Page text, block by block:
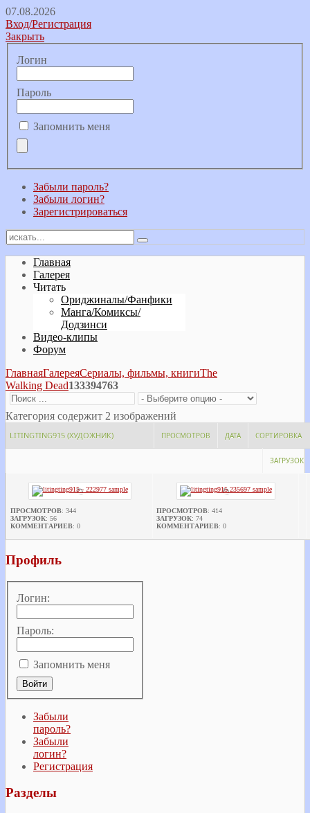
07.08.2026
Вход/Регистрация
Закрыть
Логин
Пароль
Запомнить меня
Забыли пароль?
Забыли логин?
Зарегистрироваться
Главная
Галерея
Читать
Ориджиналы/Фанфики
Манга/Комиксы/
Додзинси
Видео-клипы
Форум
ГлавнаяГалереяСериалы, фильмы, книгиThe
Walking Dead133394763
Категория содержит 2 изображений
LITINGTING915 (ХУДОЖНИК) СОРТИРОВКА
ДАТА
ПРОСМОТРОВ
ЗАГРУЗОК
ПРОСМОТРОВ: 344
ЗАГРУЗОК: 56
КОММЕНТАРИЕВ: 0
ПРОСМОТРОВ: 414
ЗАГРУЗОК: 74
КОММЕНТАРИЕВ: 0
Профиль
Логин:
Пароль:
Запомнить меня
Забыли
пароль?
Забыли
логин?
Регистрация
Разделы